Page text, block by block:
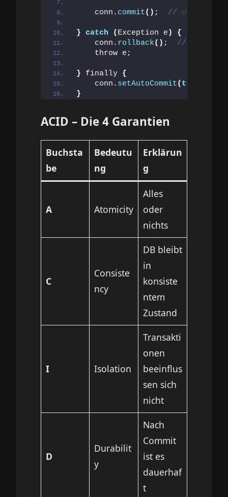
    conn.
commit() ; // ✅ Beide
} catch ( Exception e )
{
    conn.
rollback() ; // 🔙 Alle
    throw e;
} finally {
    conn.
setAutoCommit( true
}
ACID – Die 4 Garantien
Buchsta
be
Bedeutu
ng
Erklärun
g
A Atomicity
Alles
oder
nichts
C
Consiste
ncy
DB bleibt
in
konsiste
ntem
Zustand
I Isolation
Transakti
onen
beeinflus
sen sich
nicht
D
Durabilit
y
Nach
Commit
ist es
dauerhaf
t